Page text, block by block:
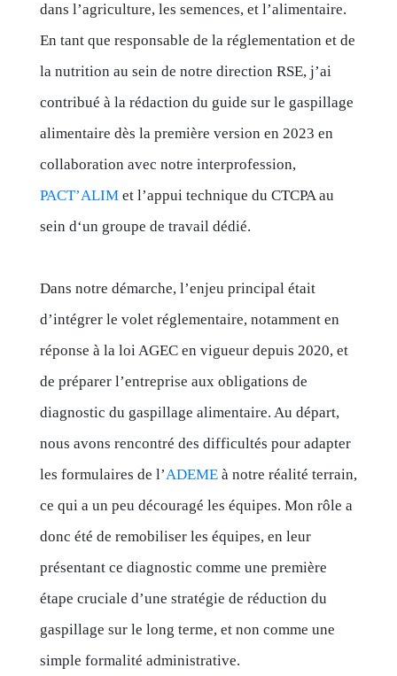
dans l’agriculture, les semences, et l’alimentaire.
En tant que responsable de la réglementation et de
la nutrition au sein de notre direction RSE, j’ai
contribué à la rédaction du guide sur le gaspillage
alimentaire dès la première version en 2023 en
collaboration avec notre interprofession,
PACT’ALIMet l’appui technique du CTCPA au
sein d‘un groupe de travail dédié.
Dans notre démarche, l’enjeu principal était
d’intégrer le volet réglementaire, notamment en
réponse à la loi AGEC en vigueur depuis 2020, et
de préparer l’entreprise aux obligations de
diagnostic du gaspillage alimentaire. Au départ,
nous avons rencontré des difficultés pour adapter
les formulaires de l’ADEMEà notre réalité terrain,
ce qui a un peu découragé les équipes. Mon rôle a
donc été de remobiliser les équipes, en leur
présentant ce diagnostic comme une première
étape cruciale d’une stratégie de réduction du
gaspillage sur le long terme, et non comme une
simple formalité administrative.